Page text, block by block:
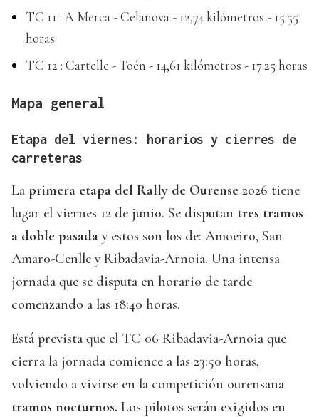
TC 11 : A Merca - Celanova - 12,74 kilómetros - 15:55
horas
TC 12 : Cartelle - Toén - 14,61 kilómetros - 17:25 horas
Mapa general
Etapa del viernes: horarios y cierres de
carreteras
La primera etapa del Rally de Ourense 2026 tiene
lugar el viernes 12 de junio. Se disputan tres tramos
a doble pasada y estos son los de: Amoeiro, San
Amaro-Cenlle y Ribadavia-Arnoia. Una intensa
jornada que se disputa en horario de tarde
comenzando a las 18:40 horas.
Está prevista que el TC 06 Ribadavia-Arnoia que
cierra la jornada comience a las 23:50 horas,
volviendo a vivirse en la competición ourensana
tramos nocturnos. Los pilotos serán exigidos en